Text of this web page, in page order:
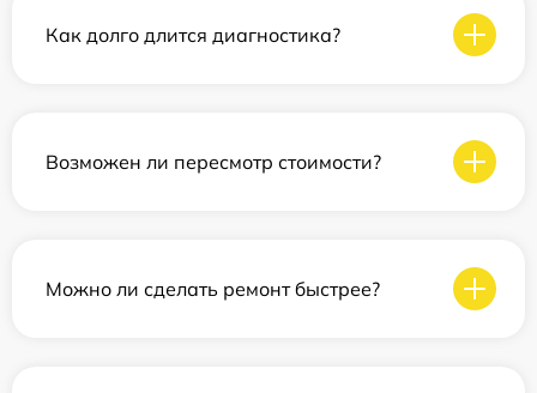
Как долго длится диагностика?
Возможен ли пересмотр стоимости?
Можно ли сделать ремонт быстрее?